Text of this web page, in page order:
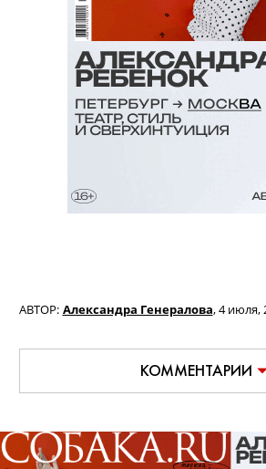
АВТОР: Александра Генералова,4 июля,
КОММЕНТАРИИ